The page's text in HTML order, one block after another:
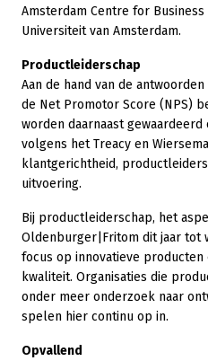
Amsterdam Centre for
Universiteit van Amsterdam.
Productleiderschap
Aan de hand van de
de Net Promotor Score (NPS)
worden daarnaast
volgens het Treacy en
klantgerichtheid,
uitvoering.
Bij productleiderschap, het
Oldenburger|Fritom dit jaar tot
focus op innovatieve producten
kwaliteit. Organisaties die
onder meer onderzoek naar
spelen hier continu op in.
Opvallend